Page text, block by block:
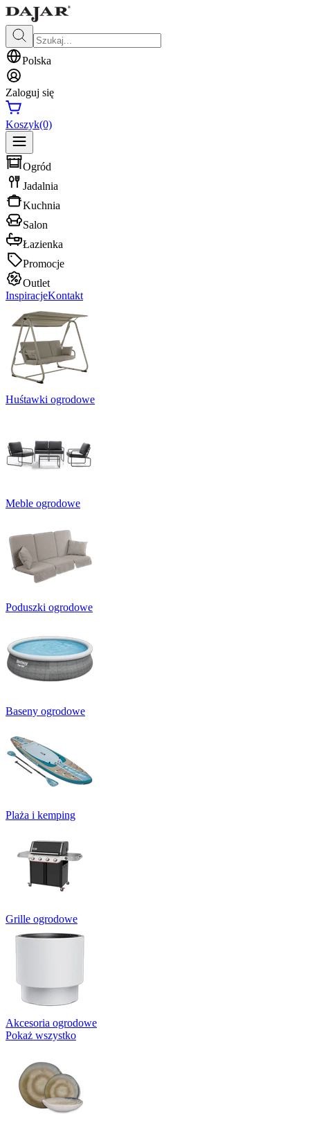
Polska
Zaloguj się
Koszyk(0)
Ogród
Jadalnia
Kuchnia
Salon
Łazienka
Promocje
Outlet
InspiracjeKontakt
Huśtawki ogrodowe
Meble ogrodowe
Poduszki ogrodowe
Baseny ogrodowe
Plaża i kemping
Grille ogrodowe
Akcesoria ogrodowe
Pokaż wszystko